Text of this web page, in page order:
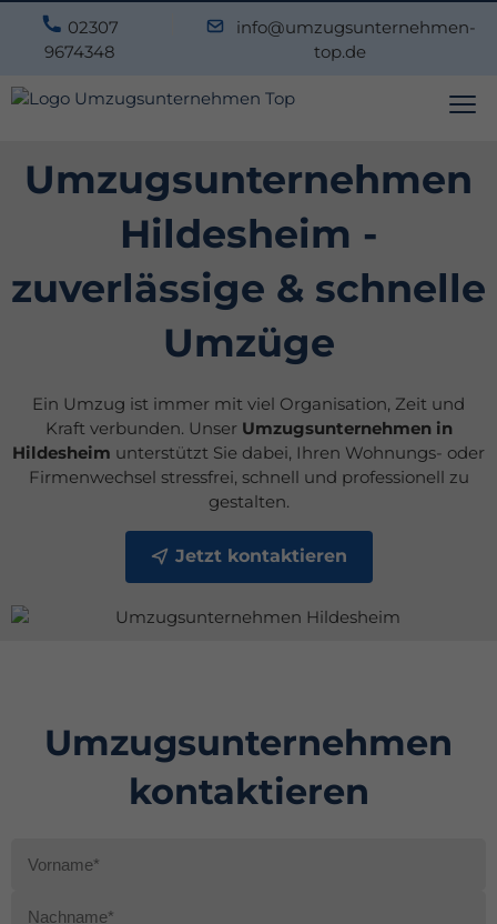
02307
9674348
info@umzugsunternehmen-
top.de
Umzugsunternehmen
Hildesheim -
zuverlässige & schnelle
Umzüge
Ein Umzug ist immer mit viel Organisation, Zeit und
Kraft verbunden. Unser Umzugsunternehmen in
Hildesheim unterstützt Sie dabei, Ihren Wohnungs- oder
Firmenwechsel stressfrei, schnell und professionell zu
gestalten.
Jetzt kontaktieren
Umzugsunternehmen
kontaktieren